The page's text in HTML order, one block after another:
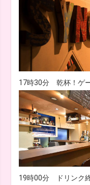
17時30分 乾杯！ゲ
19時00分 ドリンク